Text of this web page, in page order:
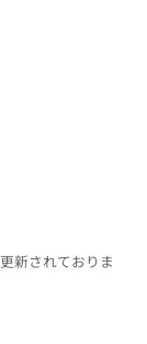
更新されておりま